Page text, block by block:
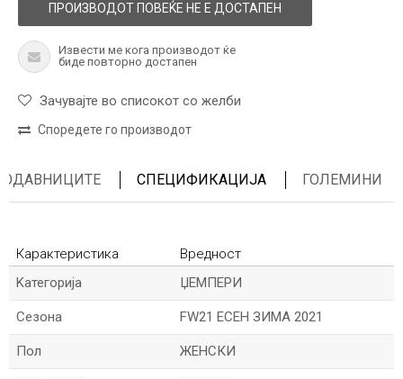
ПРОИЗВОДОТ ПОВЕЌЕ НЕ Е ДОСТАПЕН
Извести ме кога производот ќе
биде повторно достапен
Зачувајте во списокот со желби
Споредете го производот
СПЕЦИФИКАЦИЈА ГОЛЕМИНИ
Карактеристика
Вредност
Kатегорија
ЏЕМПЕРИ
Сезона FW21 ЕСЕН ЗИМА 2021
Пол ЖЕНСКИ